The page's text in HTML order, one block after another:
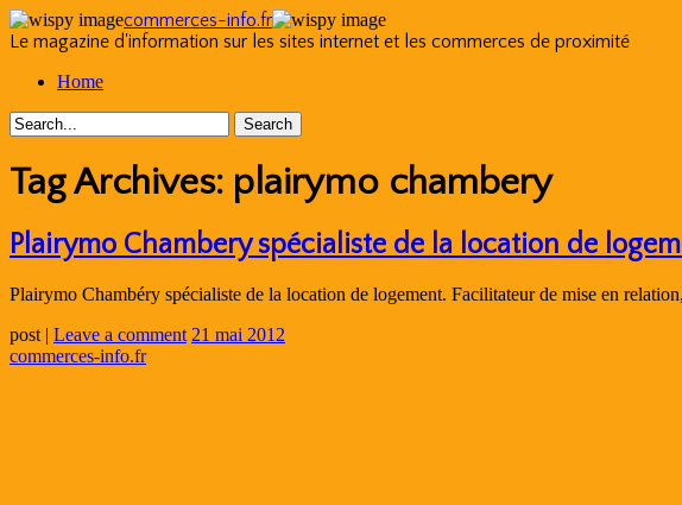
commerces-info.fr
Le magazine d'information sur les sites internet et les commerces de proximité
Skip
content
Home
Tag Archives: plairymo chambery
Plairymo Chambery spécialiste de la location de
Plairymo Chambéry spécialiste de la location de logement. Facilitateur de mise en
post | Leave a comment 21 mai 2012
commerces-info.fr